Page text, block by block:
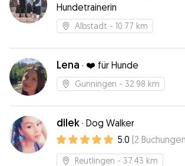
Hundetrainerin
Albstadt - 10.77 km
Lena · ❤️ für Hunde
Gunningen - 32.98 km
dilek · Dog Walker
5.0 (2 Buchungen
Reutlingen - 37.43 km